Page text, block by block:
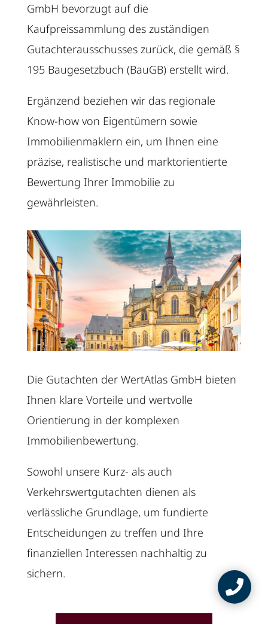
GmbH bevorzugt auf die
Kaufpreissammlung des zuständigen
Gutachterausschusses zurück, die gemäß §
195 Baugesetzbuch (BauGB) erstellt wird.
Ergänzend beziehen wir das regionale
Know-how von Eigentümern sowie
Immobilienmaklern ein, um Ihnen eine
präzise, realistische und marktorientierte
Bewertung Ihrer Immobilie zu
gewährleisten.
Die Gutachten der WertAtlas GmbH bieten
Ihnen klare Vorteile und wertvolle
Orientierung in der komplexen
Immobilienbewertung.
Sowohl unsere Kurz- als auch
Verkehrswertgutachten dienen als
verlässliche Grundlage, um fundierte
Entscheidungen zu treffen und Ihre
finanziellen Interessen nachhaltig zu
sichern.
